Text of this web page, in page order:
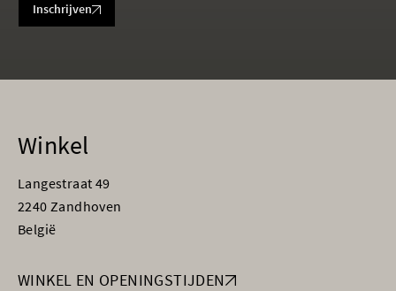
Inschrijven
Winkel
Langestraat 49
2240 Zandhoven
België
WINKEL EN OPENINGSTIJDEN